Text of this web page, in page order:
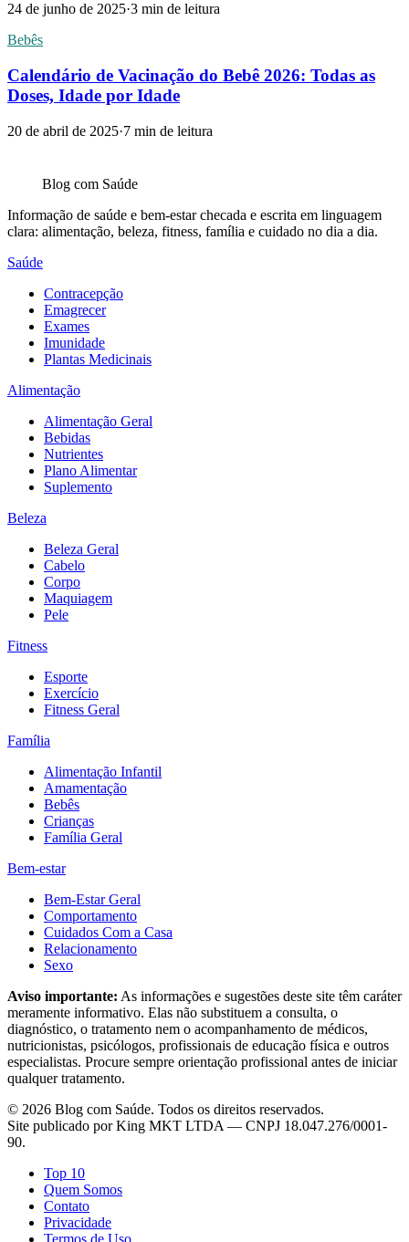
24 de junho de 2025·3 min de leitura
Bebês
Calendário de Vacinação do Bebê 2026: Todas as
Doses, Idade por Idade
20 de abril de 2025·7 min de leitura
Blog com Saúde
Informação de saúde e bem-estar checada e escrita em linguagem
clara: alimentação, beleza, fitness, família e cuidado no dia a dia.
Saúde
Contracepção
Emagrecer
Exames
Imunidade
Plantas Medicinais
Alimentação
Alimentação Geral
Bebidas
Nutrientes
Plano Alimentar
Suplemento
Beleza
Beleza Geral
Cabelo
Corpo
Maquiagem
Pele
Fitness
Esporte
Exercício
Fitness Geral
Família
Alimentação Infantil
Amamentação
Bebês
Crianças
Família Geral
Bem-estar
Bem-Estar Geral
Comportamento
Cuidados Com a Casa
Relacionamento
Sexo
Aviso importante: As informações e sugestões deste site têm caráter
meramente informativo. Elas não substituem a consulta, o
diagnóstico, o tratamento nem o acompanhamento de médicos,
nutricionistas, psicólogos, profissionais de educação física e outros
especialistas. Procure sempre orientação profissional antes de iniciar
qualquer tratamento.
© 2026 Blog com Saúde. Todos os direitos reservados.
Site publicado por King MKT LTDA — CNPJ 18.047.276/0001-
90.
Top 10
Quem Somos
Contato
Privacidade
Termos de Uso